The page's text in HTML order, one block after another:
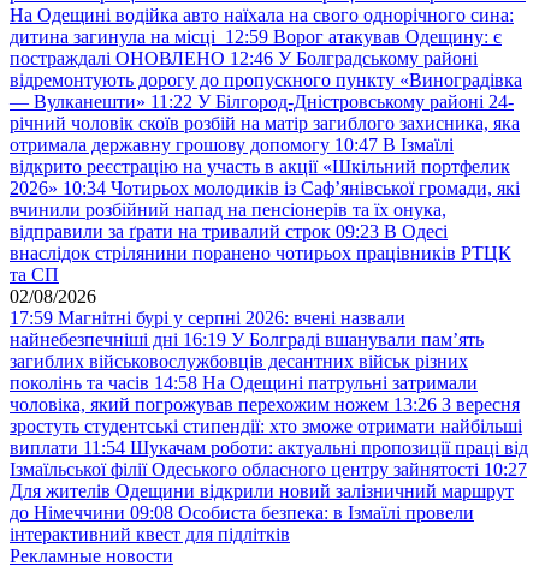
На Одещині водійка авто наїхала на свого однорічного сина:
дитина загинула на місці 12:59 Ворог атакував Одещину: є
постраждалі ОНОВЛЕНО 12:46 У Болградському районі
відремонтують дорогу до пропускного пункту «Виноградівка
— Вулканешти» 11:22 У Білгород-Дністровському районі 24-
річний чоловік скоїв розбій на матір загиблого захисника, яка
отримала державну грошову допомогу 10:47 В Ізмаїлі
відкрито реєстрацію на участь в акції «Шкільний портфелик
2026» 10:34 Чотирьох молодиків із Саф’янівської громади, які
вчинили розбійний напад на пенсіонерів та їх онука,
відправили за ґрати на тривалий строк 09:23 В Одесі
внаслідок стрілянини поранено чотирьох працівників РТЦК
та СП
02/08/2026
17:59 Магнітні бурі у серпні 2026: вчені назвали
найнебезпечніші дні 16:19 У Болграді вшанували пам’ять
загиблих військовослужбовців десантних військ різних
поколінь та часів 14:58 На Одещині патрульні затримали
чоловіка, який погрожував перехожим ножем 13:26 З вересня
зростуть студентські стипендії: хто зможе отримати найбільші
виплати 11:54 Шукачам роботи: актуальні пропозиції праці від
Ізмаїльської філії Одеського обласного центру зайнятості 10:27
Для жителів Одещини відкрили новий залізничний маршрут
до Німеччини 09:08 Особиста безпека: в Ізмаїлі провели
інтерактивний квест для підлітків
Рекламные новости